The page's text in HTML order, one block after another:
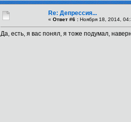
Re: Депрессия...
« Ответ #6 : Ноября 18, 2014,
Да, есть, я вас понял, я тоже подумал,